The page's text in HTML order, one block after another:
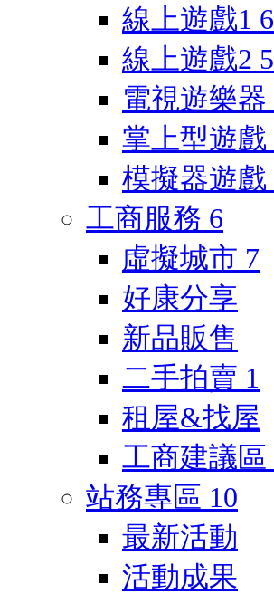
線上遊戲1 6
線上遊戲2 5
電視遊樂器
掌上型遊戲
模擬器遊戲
工商服務 6
虛擬城市 7
好康分享
新品販售
二手拍賣 1
租屋&找屋
工商建議區
站務專區 10
最新活動
活動成果